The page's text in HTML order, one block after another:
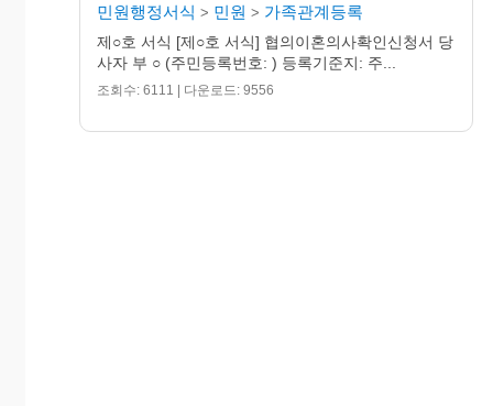
민원행정서식 > 민원 > 가족관계등록
제○호 서식 [제○호 서식] 협의이혼의사확인신청서 당
사자 부 ○ (주민등록번호: ) 등록기준지: 주...
조회수: 6111 | 다운로드: 9556